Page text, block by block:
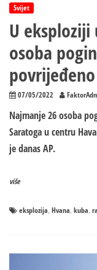
Svijet
U eksploziji
osoba
povrijeđeno
07/05/2022
Najmanje 26 osoba
Saratoga u centru
je danas AP.
više
eksplozija Hvana kuba